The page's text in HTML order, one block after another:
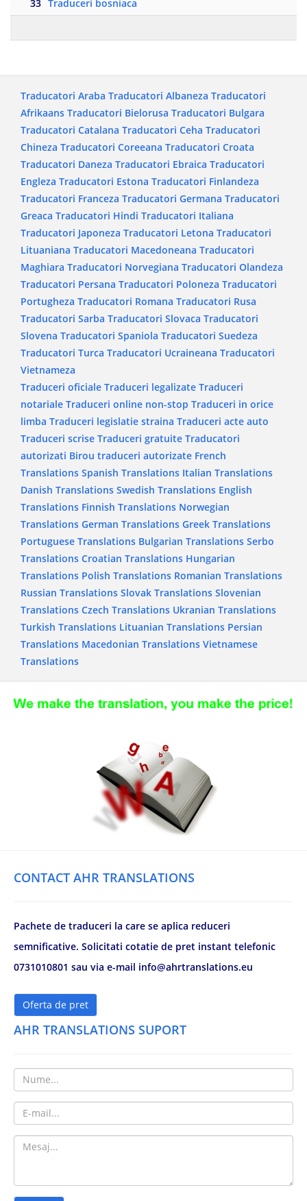
33 Traduceri bosniaca
Traducatori Araba Traducatori Albaneza Traducatori
Afrikaans Traducatori Bielorusa Traducatori Bulgara
Traducatori Catalana Traducatori Ceha Traducatori
Chineza Traducatori Coreeana Traducatori Croata
Traducatori Daneza Traducatori Ebraica Traducatori
Engleza Traducatori Estona Traducatori Finlandeza
Traducatori Franceza Traducatori Germana Traducatori
Greaca Traducatori Hindi Traducatori Italiana
Traducatori Japoneza Traducatori Letona Traducatori
Lituaniana Traducatori Macedoneana Traducatori
Maghiara Traducatori Norvegiana Traducatori Olandeza
Traducatori Persana Traducatori Poloneza Traducatori
Portugheza Traducatori Romana Traducatori Rusa
Traducatori Sarba Traducatori Slovaca Traducatori
Slovena Traducatori Spaniola Traducatori Suedeza
Traducatori Turca Traducatori Ucraineana Traducatori
Vietnameza
Traduceri oficiale Traduceri legalizate Traduceri
notariale Traduceri online non-stop Traduceri in orice
limba Traduceri legislatie straina Traduceri acte auto
Traduceri scrise Traduceri gratuite Traducatori
autorizati Birou traduceri autorizate French
Translations Spanish Translations Italian Translations
Danish Translations Swedish Translations English
Translations Finnish Translations Norwegian
Translations German Translations Greek Translations
Portuguese Translations Bulgarian Translations Serbo
Translations Croatian Translations Hungarian
Translations Polish Translations Romanian Translations
Russian Translations Slovak Translations Slovenian
Translations Czech Translations Ukranian Translations
Turkish Translations Lituanian Translations Persian
Translations Macedonian Translations Vietnamese
Translations
CONTACT AHR TRANSLATIONS
Pachete de traduceri la care se aplica reduceri
semnificative. Solicitati cotatie de pret instant telefonic
0731010801 sau via e-mail info@ahrtranslations.eu
Oferta de pret
AHR TRANSLATIONS SUPORT